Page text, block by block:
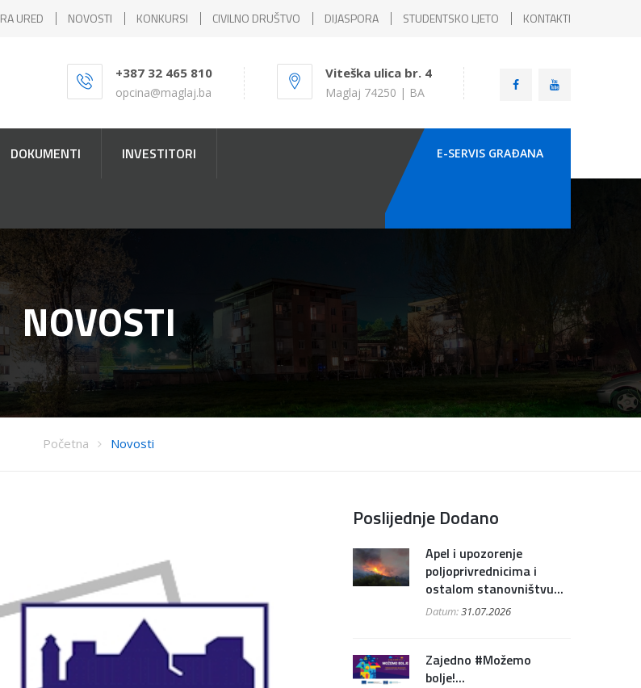
RA URED NOVOSTI KONKURSI CIVILNO DRUŠTVO DIJASPORA STUDENTSKO LJETO KONTAKTI
+387 32 465 810
opcina@maglaj.ba
Viteška ulica br. 4
Maglaj 74250 | BA
DOKUMENTI INVESTITORI E-SERVIS GRAÐANA
NOVOSTI
Početna Novosti
Poslijednje Dodano
Apel i upozorenje
poljoprivrednicima i
ostalom stanovništvu...
Datum:31.07.2026
Zajedno #Možemo
bolje!...